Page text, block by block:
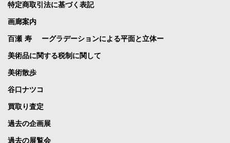
特定商取引法に基づく表記
画廊案内
百瀬 寿 ーグラデーションによる平面と立体ー
美術品に関する税制に関して
美術散歩
谷口ナツコ
買取り査定
過去の企画展
過去の展覧会